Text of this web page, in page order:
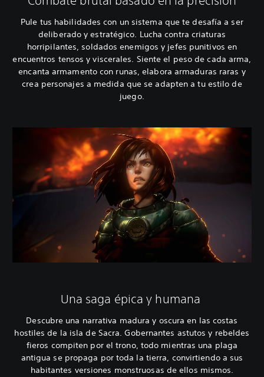
Pule tus habilidades con un sistema que te desafía a ser
deliberado y estratégico. Lucha contra criaturas
horripilantes, soldados enemigos y jefes punitivos en
encuentros tensos y viscerales. Siente el peso de cada arma,
encanta armamento con runas, elabora armaduras raras y
crea personajes a medida que se adapten a tu estilo de
juego.
Una saga épica y humana
Descubre una narrativa madura y oscura en las costas
hostiles de la isla de Sacra. Gobernantes astutos y rebeldes
fieros compiten por el trono, todo mientras una plaga
antigua se propaga por toda la tierra, convirtiendo a sus
habitantes versiones monstruosas de ellos mismos.